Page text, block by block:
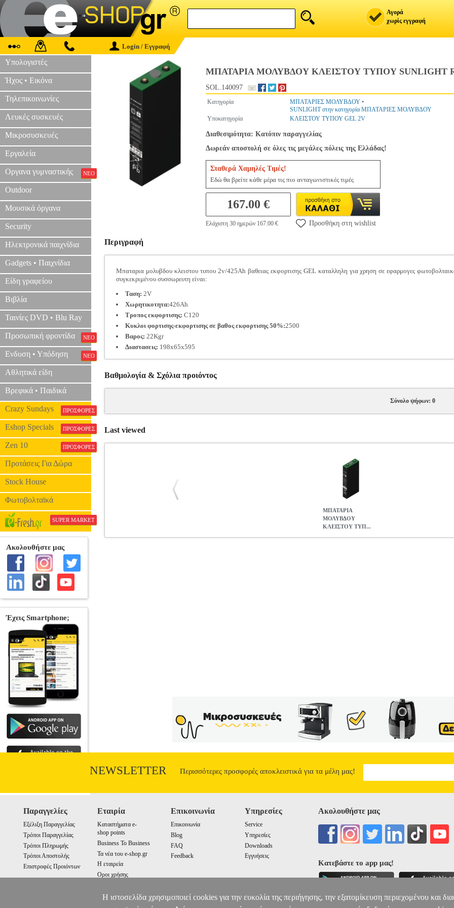
Αγορά
χωρίς εγγραφή
Login / Εγγραφή
Υπολογιστές
Ήχος • Εικόνα
Τηλεπικοινωνίες
Λευκές συσκευές
Μικροσυσκευές
Εργαλεία
Οργανα γυμναστικής ΝΕΟ
Outdoor
Μουσικά όργανα
Security
Ηλεκτρονικά παιχνίδια
Gadgets • Παιχνίδια
Είδη γραφείου
Βιβλία
Ταινίες DVD • Blu Ray
Προσωπική φροντίδα ΝΕΟ
Ενδυση • Υπόδηση ΝΕΟ
Αθλητικά είδη
Βρεφικά • Παιδικά
Crazy Sundays ΠΡΟΣΦΟΡΕΣ
Eshop Specials ΠΡΟΣΦΟΡΕΣ
Zen 10 ΠΡΟΣΦΟΡΕΣ
Προτάσεις Για Δώρα
Stock House
Φωτοβολταϊκά
SUPER MARKET
ΜΠΑΤΑΡΙΑ ΜΟΛΥΒΔΟΥ ΚΛΕΙΣΤΟΥ ΤΥΠΟΥ SUNLIGHT
SOL.140097
Κατηγορία ΜΠΑΤΑΡΙΕΣ ΜΟΛΥΒΔΟΥ •
SUNLIGHT στην κατηγορία ΜΠΑΤΑΡΙΕΣ ΜΟΛΥΒΔΟΥ
Υποκατηγορία
ΚΛΕΙΣΤΟΥ ΤΥΠΟΥ GEL 2V
Διαθεσιμότητα: Κατόπιν παραγγελίας
Δωρεάν αποστολή σε όλες τις μεγάλες πόλεις της Ελλάδας!
Σταθερά Χαμηλές Τιμές!
Εδώ θα βρείτε κάθε μέρα τις πιο ανταγωνιστικές τιμές
167.00 €
Ελάχιστη 30 ημερών 167.00 € Προσθήκη στη wishlist
Περιγραφή
Μπαταρια μολυβδου κλειστου τυπου 2v/425Ah βαθειας εκφορτισης GEL καταλληλη για χρηση σε εφαρμογες
συγκεκριμένου συσσωρευτη είναι:
Ταση: 2V
Χωρητικοτητα:426Αh
Τροπος εκφορτισης: C120
Κυκλοι φορτισης-εκφορτισης σε βαθος εκφορτισης 50%:2500
Βαρος: 22Kgr
Διαστασεις: 198x65x595
Βαθμολογία & Σχόλια προιόντος
Σύνολο ψήφων: 0
Last viewed
ΜΠΑΤΑΡΙΑ
ΜΟΛΥΒΔΟΥ
ΚΛΕΙΣΤΟΥ ΤΥΠ...
NEWSLETTER Περισσότερες προσφορές αποκλειστικά για τα μέλη μας!
Παραγγελίες
Εξέλιξη Παραγγελίας
Τρόποι Παραγγελίας
Τρόποι Πληρωμής
Τρόποι Αποστολής
Επιστροφές Προιόντων
Εταιρία
Καταστήματα e-
shop points
Business To Business
Τα νέα του e-shop.gr
Η εταιρεία
Οροι χρήσης
Επικοινωνία
Επικοινωνία
Blog
FAQ
Feedback
Υπηρεσίες
Service
Υπηρεσίες
Downloads
Εγγυήσεις
Ακολουθήστε μας
Κατεβάστε το app μας!
Η ιστοσελίδα χρησιμοποιεί cookies για την ευκολία της περιήγησης, την εξατομίκευση περιεχομένου και